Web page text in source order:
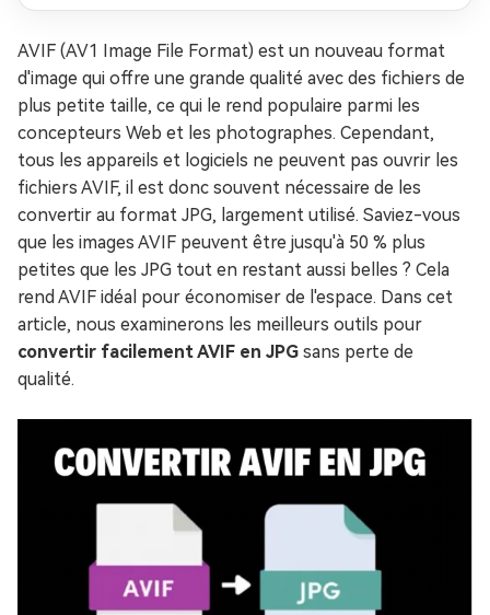
AVIF (AV1 Image File Format) est un nouveau format
d'image qui offre une grande qualité avec des fichiers de
plus petite taille, ce qui le rend populaire parmi les
concepteurs Web et les photographes. Cependant,
tous les appareils et logiciels ne peuvent pas ouvrir les
fichiers AVIF, il est donc souvent nécessaire de les
convertir au format JPG, largement utilisé. Saviez-vous
que les images AVIF peuvent être jusqu'à 50 % plus
petites que les JPG tout en restant aussi belles ? Cela
rend AVIF idéal pour économiser de l'espace. Dans cet
article, nous examinerons les meilleurs outils pour
convertir facilement AVIF en JPG sans perte de
qualité.